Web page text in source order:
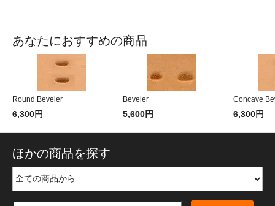
あなたにおすすめの商品
Round Beveler
6,300円
Beveler
5,600円
Concave
6,300円
ほかの商品を探す